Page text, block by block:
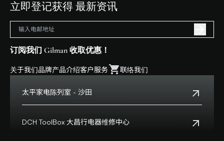
立即登记获得 最新资讯
订阅我们 Gilman 收取优惠！
关于我们品牌产品介绍客户服务 联络我们
太平家电陈列室 - 沙田
地址:
沙田乡事会路138号HomeSquare 357-358舖
DCH ToolBox 大昌行电器维修中心